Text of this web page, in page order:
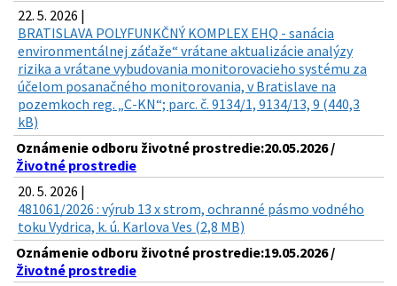
22. 5. 2026 |
BRATISLAVA POLYFUNKČNÝ KOMPLEX EHQ - sanácia
environmentálnej záťaže“ vrátane aktualizácie analýzy
rizika a vrátane vybudovania monitorovacieho systému za
účelom posanačného monitorovania, v Bratislave na
pozemkoch reg. „C-KN“; parc. č. 9134/1, 9134/13, 9 (440,3
kB)
Oznámenie odboru životné prostredie:20.05.2026 /
Životné prostredie
20. 5. 2026 |
481061/2026 : výrub 13 x strom, ochranné pásmo vodného
toku Vydrica, k. ú. Karlova Ves (2,8 MB)
Oznámenie odboru životné prostredie:19.05.2026 /
Životné prostredie